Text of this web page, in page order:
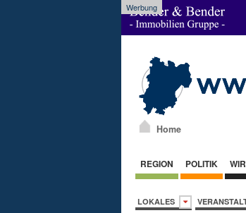
Werbung
Home
REGION POLITIK
LOKALES